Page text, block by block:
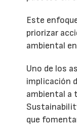
Este
priorizar
ambiental
Uno de los
implicación
ambiental a
que